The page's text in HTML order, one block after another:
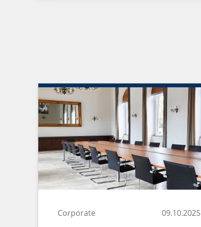
Corporate 09.10.2025